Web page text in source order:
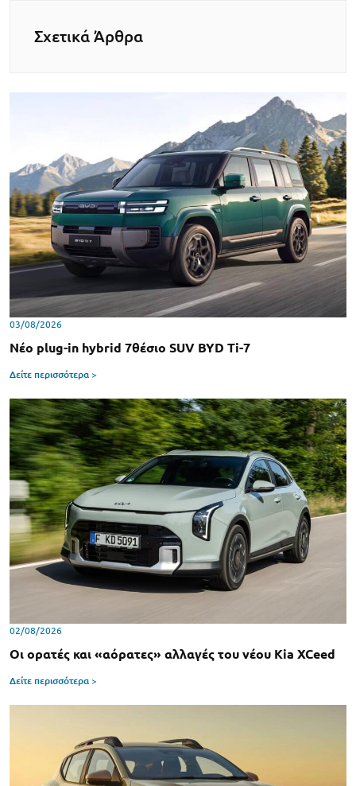
Σχετικά Άρθρα
03/08/2026
Νέο plug-in hybrid 7θέσιο SUV BYD Ti-7
Δείτε περισσότερα >
02/08/2026
Οι ορατές και «αόρατες» αλλαγές του νέου Kia XCeed
Δείτε περισσότερα >